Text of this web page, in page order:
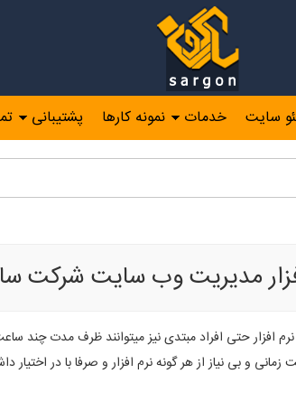
سایت خدمات نمونه کارها پشتیبانی
مديريت وب سايت شركت
افزار حتی افراد مبتدی نیز میتوانند ظرف مدت چند
و بی نیاز از هر گونه نرم افزار و صرفا با در